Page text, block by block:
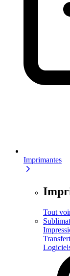
Imprimantes
Tout